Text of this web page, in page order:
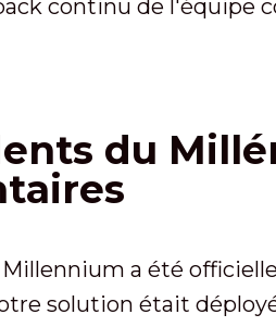
continu de l'équipe
du
a été
solution était